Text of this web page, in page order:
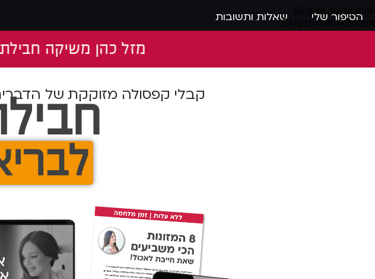
Skip to navigation
Skip to main content
הסיפור שלי שאלות ותשובות
מזל כהן משיקה חבילת
קבלי קפסולה מזוקקת של